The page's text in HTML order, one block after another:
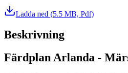
Ladda ned (5.5 MB, Pdf)
Beskrivning
Färdplan Arlanda -